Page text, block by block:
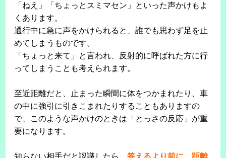
「ねえ」「ちょっとスミマセン」といった声かけもよ
くあります。
通行中に急に声をかけられると、誰でも思わず足を止
めてしまうものです。
「ちょっと来て」と言われ、反射的に呼ばれた方に行
ってしまうことも考えられます。
至近距離だと、止まった瞬間に体をつかまれたり、車
の中に強引に引きこまれたりすることもありますの
で、このような声かけのときは「とっさの反応」が重
要になります。